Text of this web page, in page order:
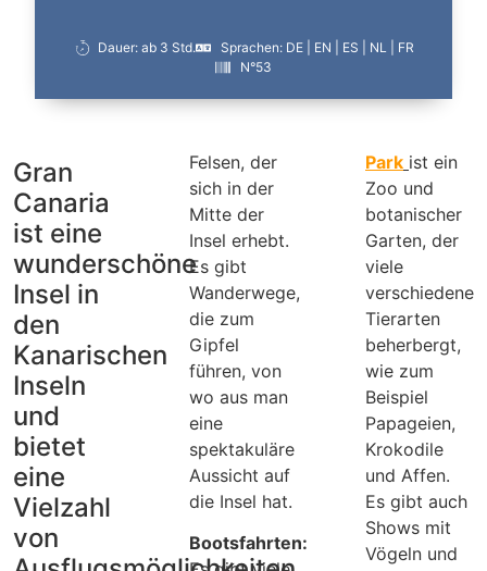
Dauer: ab 3 Std.
Sprachen: DE | EN | ES | NL | FR
N°53
Gran
Canaria
ist eine
wunderschöne
Insel in
den
Kanarischen
Inseln
und
bietet
eine
Vielzahl
von
Felsen, der
sich in der
Mitte der
Insel erhebt.
Es gibt
Wanderwege,
die zum
Gipfel
führen, von
wo aus man
eine
spektakuläre
Aussicht auf
die Insel hat.
Bootsfahrten:
Park ist ein
Zoo und
botanischer
Garten, der
viele
verschiedene
Tierarten
beherbergt,
wie zum
Beispiel
Papageien,
Krokodile
und Affen.
Es gibt auch
Shows mit
Vögeln und